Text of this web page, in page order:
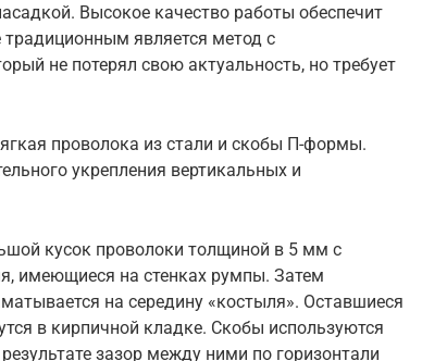
Высокое качество работы обеспечит
является метод с
не потерял свою актуальность, но требует
проволока из стали и скобы П-формы.
укрепления вертикальных и
кусок проволоки толщиной в 5 мм с
имеющиеся на стенках румпы. Затем
на середину «костыля». Оставшиеся
в кирпичной кладке. Скобы используются
зазор между ними по горизонтали